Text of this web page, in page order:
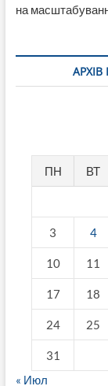
на
АРХІВ
ПН ВТ
3 4
10 11
17 18
24 25
31
« Июл